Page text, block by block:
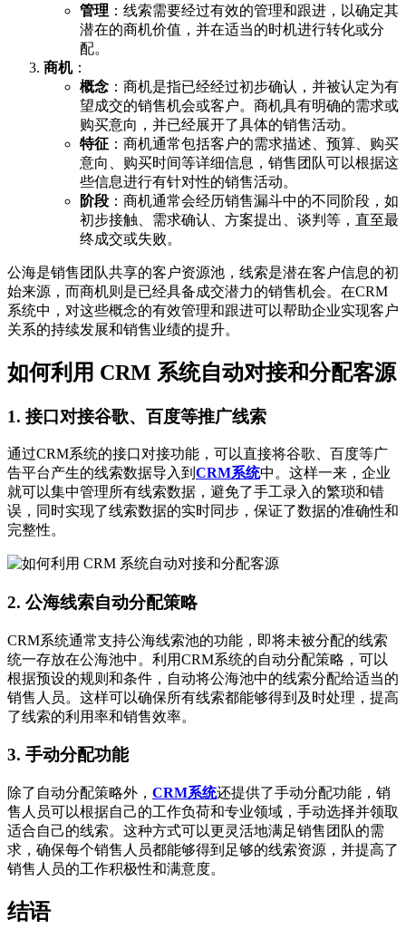
管理 ：线索需要经过有效的管理和跟进，以确定其
潜在的商机价值，并在适当的时机进行转化或分
配。
商机：
概念 ：商机是指已经经过初步确认，并被认定为有
望成交的销售机会或客户。商机具有明确的需求或
购买意向，并已经展开了具体的销售活动。
特征 ：商机通常包括客户的需求描述、预算、购买
意向、购买时间等详细信息，销售团队可以根据这
些信息进行有针对性的销售活动。
阶段 ：商机通常会经历销售漏斗中的不同阶段，如
初步接触、需求确认、方案提出、谈判等，直至最
终成交或失败。
公海是销售团队共享的客户资源池，线索是潜在客户信息的初
始来源，而商机则是已经具备成交潜力的销售机会。在CRM
系统中，对这些概念的有效管理和跟进可以帮助企业实现客户
关系的持续发展和销售业绩的提升。
如何利用 CRM 系统自动对接和分配客源
1. 接口对接谷歌、百度等推广线索
通过CRM系统的接口对接功能，可以直接将谷歌、百度等广
告平台产生的线索数据导入到 CRM系统中。这样一来，企业
就可以集中管理所有线索数据，避免了手工录入的繁琐和错
误，同时实现了线索数据的实时同步，保证了数据的准确性和
完整性。
2. 公海线索自动分配策略
CRM系统通常支持公海线索池的功能，即将未被分配的线索
统一存放在公海池中。利用CRM系统的自动分配策略，可以
根据预设的规则和条件，自动将公海池中的线索分配给适当的
销售人员。这样可以确保所有线索都能够得到及时处理，提高
了线索的利用率和销售效率。
3. 手动分配功能
除了自动分配策略外， CRM系统还提供了手动分配功能，销
售人员可以根据自己的工作负荷和专业领域，手动选择并领取
适合自己的线索。这种方式可以更灵活地满足销售团队的需
求，确保每个销售人员都能够得到足够的线索资源，并提高了
销售人员的工作积极性和满意度。
结语